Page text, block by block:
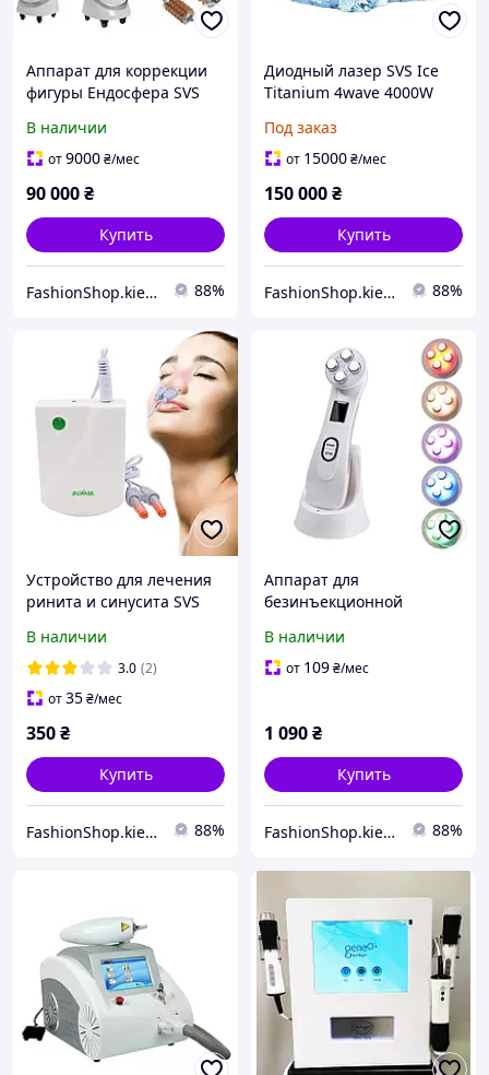
Аппарат для коррекции
фигуры Ендосфера SVS
целлюлита и удаления
жира
В наличии
от9000₴/мес
90 000₴
Купить
FashionShop.kiev.ua - Материалы для красоты 88%
Диодный лазер SVS Ice
Titanium 4wave 4000W
Под заказ
от 15000₴/мес
150 000₴
Купить
FashionShop.kiev.ua - Материалы для красоты 88%
Устройство для лечения
ринита и синусита SVS
В наличии
3.0 (2)
от35₴/мес
350₴
Купить
FashionShop.kiev.ua - Материалы для красоты 88%
Аппарат для
безинъекционной
электрополяцией, RF-
лифтингом, EMS и LED-
В наличии
от 109₴/мес
1 090₴
Купить
FashionShop.kiev.ua - Материалы для красоты 88%